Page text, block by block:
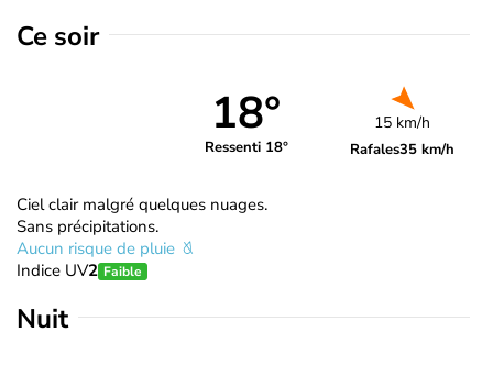
Ce soir
18°
Ressenti 18°
15 km/h
Rafales35 km/h
Ciel clair malgré quelques nuages.
Sans précipitations.
Aucun risque de pluie
Indice UV2 Faible
Nuit